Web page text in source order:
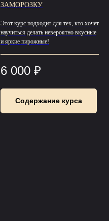
ЗАМОРОЗКУ
Этот курс подходит для тех, кто хочет
научиться делать невероятно вкусные
и яркие пирожные!
6 000 ₽
Содержание курса